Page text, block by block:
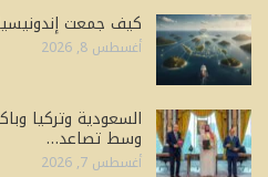
كيف جمعت
أغسطس 8, 2026
السعودية وتركيا
وسط تصاعد…
أغسطس 7, 2026